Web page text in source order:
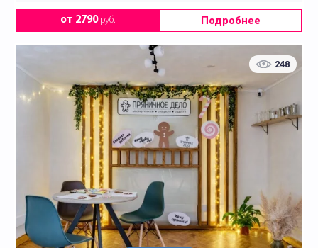
от 2790руб. Подробнее
248